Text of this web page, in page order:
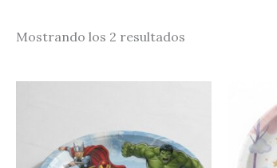
Mostrando los 2 resultados